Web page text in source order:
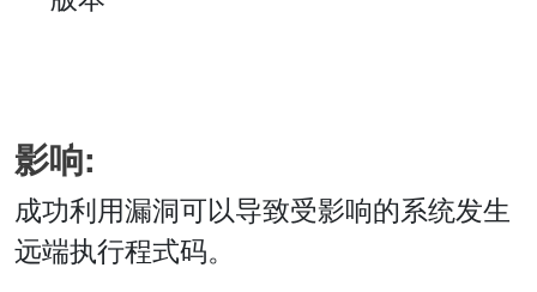
影响:
成功利用漏洞可以导致受影响的系统发生
远端执行程式码。